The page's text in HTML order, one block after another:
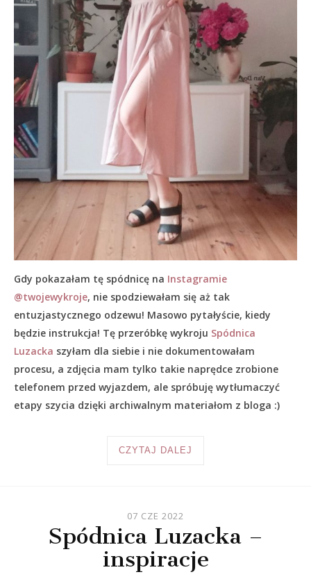
Gdy pokazałam tę spódnicę na Instagramie
@twojewykroje, nie spodziewałam się aż tak
entuzjastycznego odzewu! Masowo pytałyście, kiedy
będzie instrukcja! Tę przeróbkę wykroju Spódnica
Luzacka szyłam dla siebie i nie dokumentowałam
procesu, a zdjęcia mam tylko takie naprędce zrobione
telefonem przed wyjazdem, ale spróbuję wytłumaczyć
etapy szycia dzięki archiwalnym materiałom z bloga :)
CZYTAJ DALEJ
07 CZE 2022
Spódnica Luzacka –
inspiracje